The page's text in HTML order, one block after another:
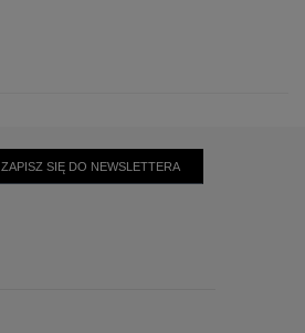
ZAPISZ SIĘ DO NEWSLETTERA